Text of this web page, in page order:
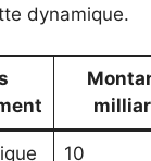
dynamique.
10